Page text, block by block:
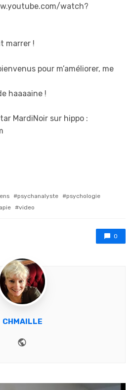
watch?
marrer !
pour m’améliorer, me
haaaaine !
MardiNoir sur hippo :
psychanalyste
psychologie
video
0
CHMAILLE